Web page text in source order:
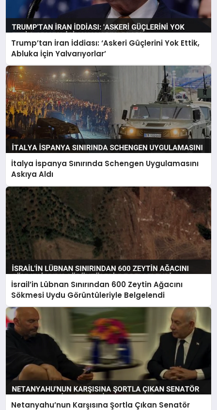
Trump’tan İran İddiası: ‘Askeri Güçlerini Yok Ettik,
Abluka İçin Yalvarıyorlar’
İtalya İspanya Sınırında Schengen Uygulamasını
Askıya Aldı
İsrail’in Lübnan Sınırından 600 Zeytin Ağacını
Sökmesi Uydu Görüntüleriyle Belgelendi
Netanyahu’nun Karşısına Şortla Çıkan Senatör